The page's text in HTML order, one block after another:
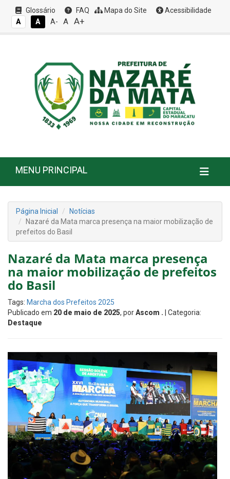
Glossário FAQ Mapa do Site
Acessibilidade
A
A A- A A+
MENU PRINCIPAL
Página Inicial
Notícias
Nazaré da Mata marca presença na maior mobilização de
prefeitos do Basil
Nazaré da Mata marca presença
na maior mobilização de prefeitos
do Basil
Tags: Marcha dos Prefeitos 2025
Publicado em 20 de maio de 2025, porAscom . | Categoria:
Destaque